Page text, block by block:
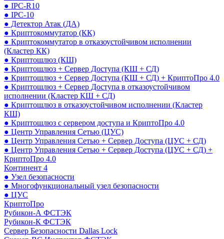
● IPC-R10
● IPC-10
● Детектор Атак (ДА)
● Криптокоммутатор (КК)
● Криптокоммутатор в отказоустойчивом исполнении
(Кластер КК)
● Криптошлюз (КШ)
● Криптошлюз + Сервер Доступа (КШ + СД)
● Криптошлюз + Сервер Доступа (КШ + СД) + КриптоПро 4.0
● Криптошлюз + Сервер Доступа в отказоустойчивом
исполнении (Кластер КШ + СД)
● Криптошлюз в отказоустойчивом исполнении (Кластер
КШ)
● Криптошлюз с сервером доступа и КриптоПро 4.0
● Центр Управления Сетью (ЦУС)
● Центр Управления Сетью + Сервер Доступа (ЦУС + СД)
● Центр Управления Сетью + Сервер Доступа (ЦУС + СД) +
КриптоПро 4.0
Континент 4
● Узел безопасности
● Многофункциональный узел безопасности
● ЦУС
КриптоПро
Рубикон-А ФСТЭК
Рубикон-К ФСТЭК
Сервер Безопасности Dallas Lock